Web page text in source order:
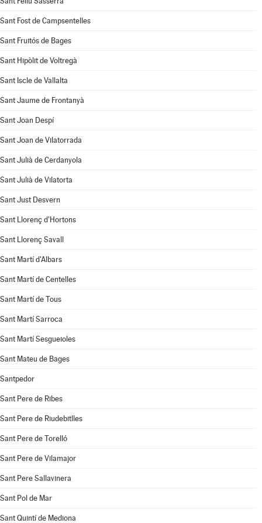
Sant Fost de Campsentelles
Sant Fruitós de Bages
Sant Hipòlit de Voltregà
Sant Iscle de Vallalta
Sant Jaume de Frontanyà
Sant Joan Despí
Sant Joan de Vilatorrada
Sant Julià de Cerdanyola
Sant Julià de Vilatorta
Sant Just Desvern
Sant Llorenç d'Hortons
Sant Llorenç Savall
Sant Martí d'Albars
Sant Martí de Centelles
Sant Martí de Tous
Sant Martí Sarroca
Sant Martí Sesgueioles
Sant Mateu de Bages
Santpedor
Sant Pere de Ribes
Sant Pere de Riudebitlles
Sant Pere de Torelló
Sant Pere de Vilamajor
Sant Pere Sallavinera
Sant Pol de Mar
Sant Quintí de Mediona